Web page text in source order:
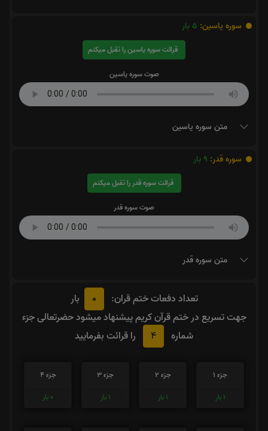
سوره یاسین: 5 بار
قرائت سوره یاسین را تقبل میکنم
صوت سوره یاسین
متن سوره یاسین
سوره قدر: 9بار
قرائت سوره قدر را تقبل میکنم
صوت سوره قدر
متن سوره قدر
تعداد دفعات ختم قران: 0
بار
جهت تسریع در ختم قرآن کریم پیشنهاد میشود حضرتعالی جزء
شماره
4 را قرائت بفرمایید
جزء 1
1 بار
جزء 2
1 بار
جزء 3
1 بار
جزء 4
0 بار